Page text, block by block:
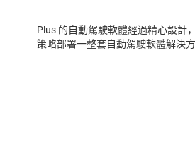
Plus 的自動駕駛軟體經過精心設計
策略部署一整套自動駕駛軟體解決